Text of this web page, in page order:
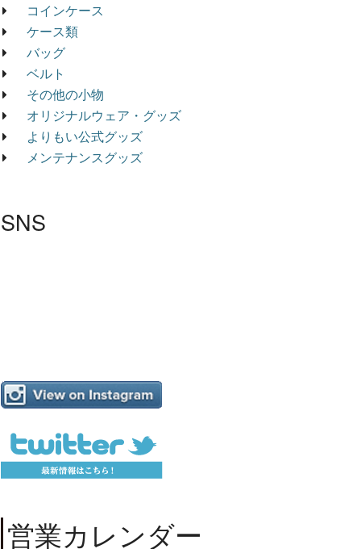
コインケース
ケース類
バッグ
ベルト
その他の小物
オリジナルウェア・グッズ
よりもい公式グッズ
メンテナンスグッズ
SNS
営業カレンダー